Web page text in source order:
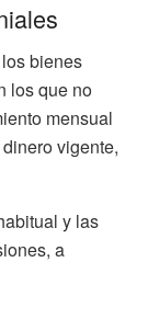
bienes
los que no
mensual
vigente,
y las
a